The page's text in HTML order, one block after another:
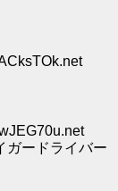
ガードライバー